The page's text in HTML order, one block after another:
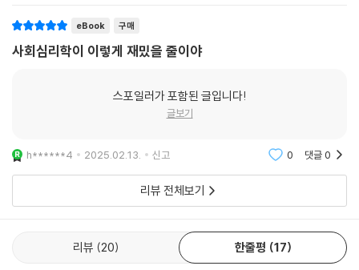
만든 집단이었다. 옛 생활을 버리고 지구 종말에 대한 준비에 들어간 신도
들은 지구에 일어날 대홍수 직전에 외계인의 UFO에 의해 구원받을 예정
에 기이한 방식으로 반응했다. 교주의 집을 떠나지 않고 충성을 지켰으며,
신도들의 믿음 덕분에 지구에 대홍수가 닥치지 않았다는 교주의 알량한 해
신도들은 교주의 말이 틀렸다는 것을 인정하는 대신 생각과 경험 사이의
모순을 어떻게든 일치시켜보려고 한 것이었다. 페스팅거는 ‘인지부조화’란
감정과 사고가 서로 상충할 때 발생하는 거슬리고 불쾌한, 때로는 고통스
나고자 다른 사고로 보완(정당화)하려는 성향을 보인다. 페스팅거 연구팀
의 관찰 실험 이후로 수많은 심리학자에게 영감을 주어 페스팅거의 인지부
eBook 구매
사회심리학이 이렇게 재밌을 줄이야
스포일러가 포함된 글입니다!
글보기
h******4 2025.02.13. 신고 0 댓글0
리뷰 전체보기
리뷰 20 한줄평 17